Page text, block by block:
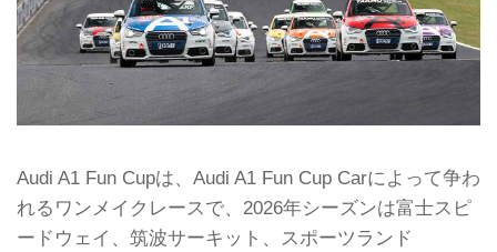
Audi A1 Fun Cupは、Audi A1 Fun Cup Carによって争わ
れるワンメイクレースで、2026年シーズンは富士スピ
ードウェイ、筑波サーキット、スポーツランド